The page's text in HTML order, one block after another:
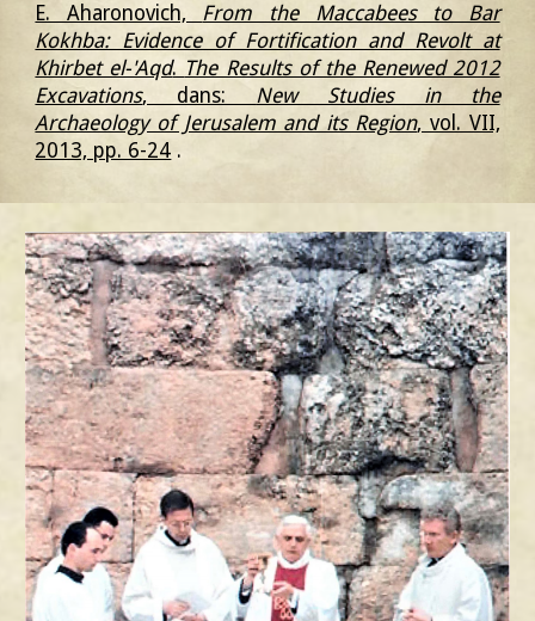
E. Aharonovich, From the Maccabees to Bar
Kokhba: Evidence of Fortification and Revolt at
Khirbet el-'Aqd. The Results of the Renewed 2012
Excavations, dans: New Studies in the
Archaeology of Jerusalem and its Region, vol. VII,
2013, pp. 6-24 .